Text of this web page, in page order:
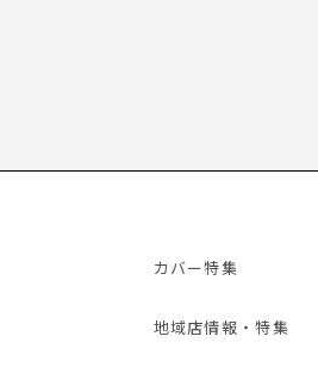
カバー特集
地域店情報・特集